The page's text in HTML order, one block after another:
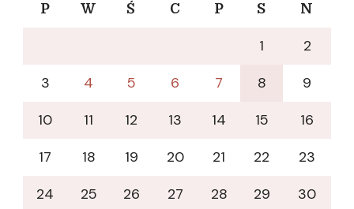
P W Ś C P S N
1
2
3
4 5 6 7 8
9
10
11 12 13 14 15
16
17
18 19 20 21 22
23
24
25 26 27 28 29 30